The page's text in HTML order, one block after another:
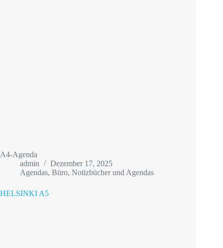
A4-Agenda
admin
Dezember 17, 2025
Agendas, Büro, Notizbücher und Agendas
HELSINKI A5